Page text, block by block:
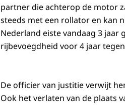
partner die achterop de motor
steeds met een rollator en kan
Nederland eiste vandaag 3 jaar
rijbevoegdheid voor 4 jaar
De officier van justitie verwijt
Ook het verlaten van de plaats